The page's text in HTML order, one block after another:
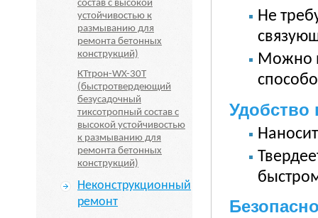
состав с высокой
устойчивостью к
размыванию для
ремонта бетонных
конструкций)
КТтрон-WX-30T
(быстротвердеющий
безусадочный
тиксотропный состав с
высокой устойчивостью
к размыванию для
ремонта бетонных
конструкций)
Неконструкционный
ремонт
Не
Можно
Удобство